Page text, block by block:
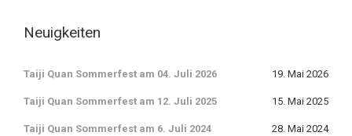
Neuigkeiten
Taiji Quan Sommerfest am 04. Juli 2026 19. Mai 2026
Taiji Quan Sommerfest am 12. Juli 2025 15. Mai 2025
Taiji Quan Sommerfest am 6. Juli 2024 28. Mai 2024